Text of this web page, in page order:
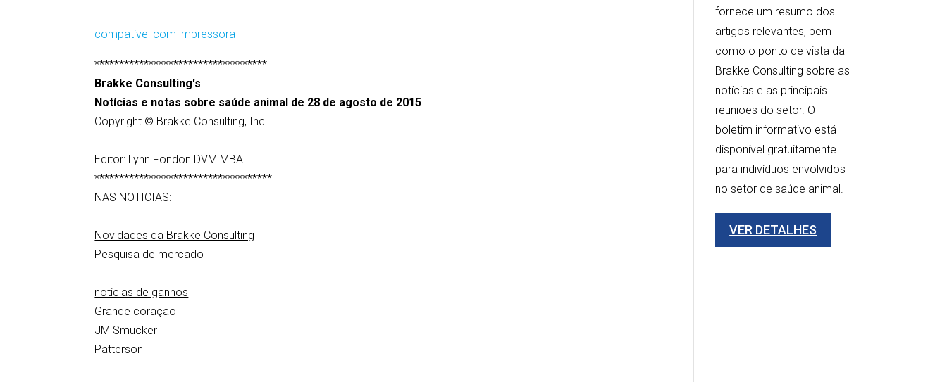
compatível com impressora
***********************************
Brakke Consulting's
Notícias e notas sobre saúde animal de 28 de agosto de 2015
Copyright © Brakke Consulting, Inc.
Editor: Lynn Fondon DVM MBA
************************************
NAS NOTICIAS:
Novidades da Brakke Consulting
Pesquisa de mercado
notícias de ganhos
Grande coração
JM Smucker
Patterson
fornece um resumo dos
artigos relevantes, bem
como o ponto de vista da
Brakke Consulting sobre as
notícias e as principais
reuniões do setor. O
boletim informativo está
disponível gratuitamente
para indivíduos envolvidos
no setor de saúde animal.
VER DETALHES